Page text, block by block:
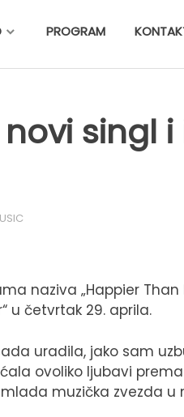
PROGRAM
singl i
naziva „Happier Than
u četvrtak 29. aprila.
uradila, jako sam
ovoliko ljubavi
muzička zvezda